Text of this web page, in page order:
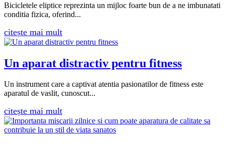
Bicicletele eliptice reprezinta un mijloc foarte bun de a ne imbunatati
conditia fizica, oferind...
citește mai mult
Un aparat distractiv pentru fitness
Un instrument care a captivat atentia pasionatilor de fitness este
aparatul de vaslit, cunoscut...
citește mai mult